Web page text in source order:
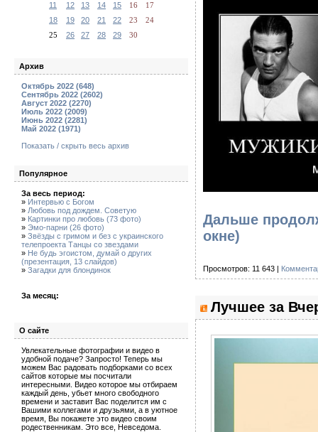
11
12 13 14 15 16
17
18
19 20 21 22 23
24
25
26 27 28 29 30
Архив
Октябрь 2022 (648)
Сентябрь 2022 (2602)
Август 2022 (2270)
Июль 2022 (2009)
Июнь 2022 (2281)
Май 2022 (1971)
Показать / скрыть весь архив
Популярное
За весь период:
» Интервью с Богом
» Любовь под дождем. Советую
» Картинки про любовь (73 фото)
» Эмо-парни (26 фото)
» Звёзды с гримом и без с украинского
телепроекта Танцы со звездами
» Не будь эгоистом, думай о других
(презентация, 13 слайдов)
» Загадки для блондинок
За месяц:
О сайте
Увлекательные фотографии и видео в
удобной подаче? Запросто! Теперь мы
можем Вас радовать подборками со всех
сайтов которые мы посчитали
интересными. Видео которое мы отбираем
каждый день, убьет много свободного
времени и заставит Вас поделится им с
Вашими коллегами и друзьями, а в уютное
время, Вы покажете это видео своим
родественникам. Это все, Невседома.
Дальше
окне)
Просмотров: 11 643 |
Лучшее за